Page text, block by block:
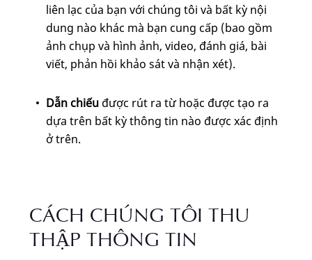
liên lạc của bạn với chúng tôi và bất kỳ nội
dung nào khác mà bạn cung cấp (bao gồm
ảnh chụp và hình ảnh, video, đánh giá, bài
viết, phản hồi khảo sát và nhận xét).
Dẫn chiếu được rút ra từ hoặc được tạo ra
dựa trên bất kỳ thông tin nào được xác định
ở trên.
CÁCH CHÚNG TÔI THU
THẬP THÔNG TIN